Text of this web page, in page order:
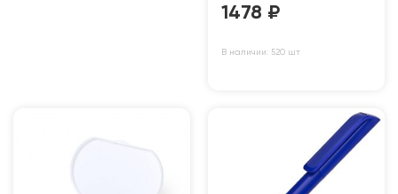
1478 ₽
В наличии: 520 шт